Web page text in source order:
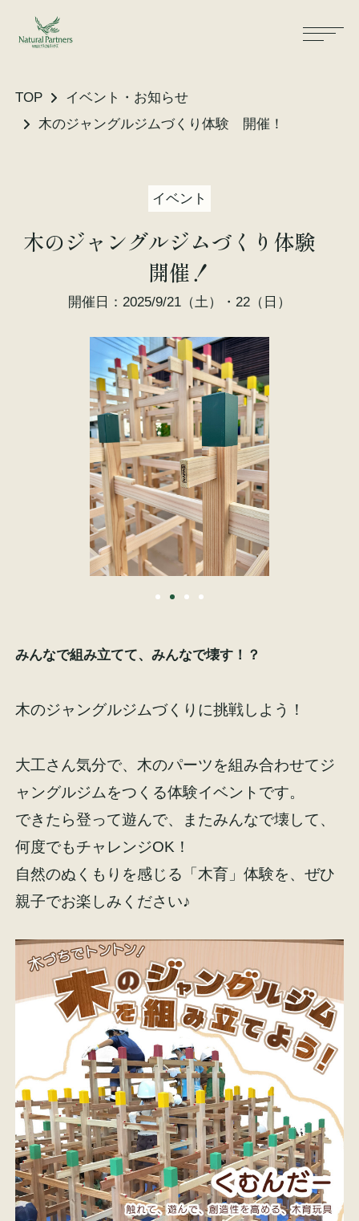
TOP
イベント・お知らせ
木のジャングルジムづくり体験 開催！
イベント
木のジャングルジムづくり体験
開催！
開催日：2025/9/21（土）・22（日）
みんなで組み立てて、みんなで壊す！？
木のジャングルジムづくりに挑戦しよう！
大工さん気分で、木のパーツを組み合わせてジ
ャングルジムをつくる体験イベントです。
できたら登って遊んで、またみんなで壊して、
何度でもチャレンジOK！
自然のぬくもりを感じる「木育」体験を、ぜひ
親子でお楽しみください♪
気候風土適応住宅
性能・素材
リノベーション
保証・保険
土地をお探しの方へ
お客様の声
家づくりコラム
オンラインショップ
資料請求 お問い合わせ